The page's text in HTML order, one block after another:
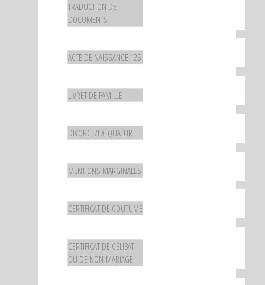
TRADUCTION DE
DOCUMENTS
ACTE DE NAISSANCE 12S
LIVRET DE FAMILLE
DIVORCE/EXÉQUATUR
MENTIONS MARGINALES
CERTIFICAT DE COUTUME
CERTIFICAT DE CÉLIBAT
OU DE NON-MARIAGE